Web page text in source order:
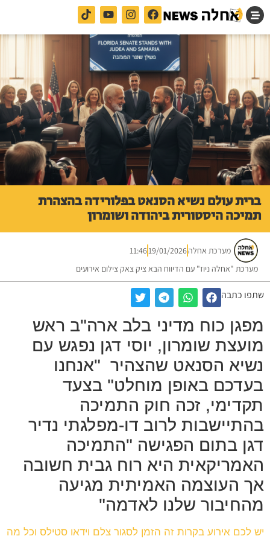
ברית עולם נשיא הסנאט בפלורידה בהצהרת
תמיכה היסטורית ביהודה ושומרון
מערכת אחלה19/01/2026
11:46
מערכת "אחלה ניוז" עם הדיווח הבא ציק צאק צילום אירועים
שתפו כתבה
מפגן כוח מדיני בלב ארה"ב ראש
מועצת שומרון, יוסי דגן נפגש עם
נשיא הסנאט שהצהיר "אנחנו
בעדכם באופן מוחלט" בצעד
תקדימי, זכה חוק התמיכה
בהתיישבות לרוב דו-מפלגתי נדיר
דגן בתום הפגישה "התמיכה
האמריקאית היא רוח גבית חשובה
אך העוצמה האמיתית מגיעה
מהחיבור שלנו לאדמה"
יש לכם אירוע בקרות זה הזמן לסגור צלם וידאו סטילס וכל מה